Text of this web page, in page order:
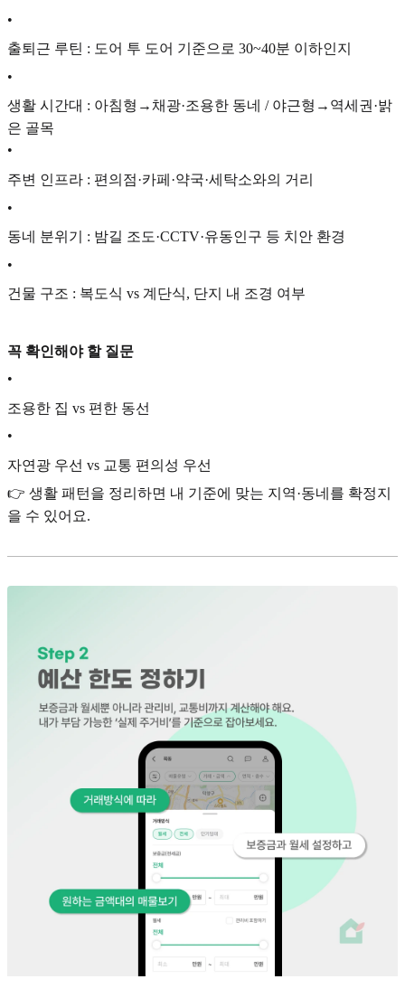
•
출퇴근 루틴 : 도어 투 도어 기준으로 30~40분 이하인지
•
생활 시간대 : 아침형→채광·조용한 동네 / 야근형→역세권·밝
은 골목
•
주변 인프라 : 편의점·카페·약국·세탁소와의 거리
•
동네 분위기 : 밤길 조도·CCTV·유동인구 등 치안 환경
•
건물 구조 : 복도식 vs 계단식, 단지 내 조경 여부
꼭 확인해야 할 질문
•
조용한 집 vs 편한 동선
•
자연광 우선 vs 교통 편의성 우선
👉 생활 패턴을 정리하면 내 기준에 맞는 지역·동네를 확정지
을 수 있어요.